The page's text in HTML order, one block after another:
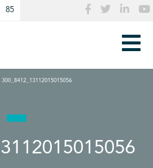
85
300_8412_13112015015056